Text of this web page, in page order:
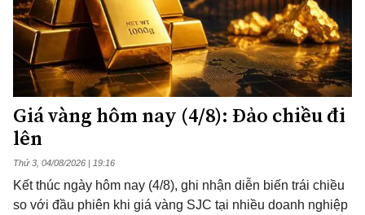
Giá vàng hôm nay (4/8): Đảo chiều đi
lên
Thứ 3, 04/08/2026 | 19:16
Kết thúc ngày hôm nay (4/8), ghi nhận diễn biến trái chiều
so với đầu phiên khi giá vàng SJC tại nhiều doanh nghiệp